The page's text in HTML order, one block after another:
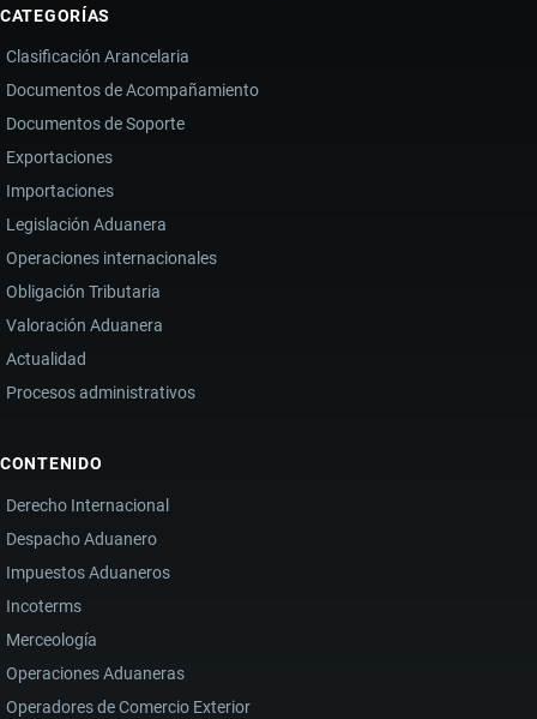
CATEGORÍAS
Clasificación Arancelaria
Documentos de Acompañamiento
Documentos de Soporte
Exportaciones
Importaciones
Legislación Aduanera
Operaciones internacionales
Obligación Tributaria
Valoración Aduanera
Actualidad
Procesos administrativos
CONTENIDO
Derecho Internacional
Despacho Aduanero
Impuestos Aduaneros
Incoterms
Merceología
Operaciones Aduaneras
Operadores de Comercio Exterior